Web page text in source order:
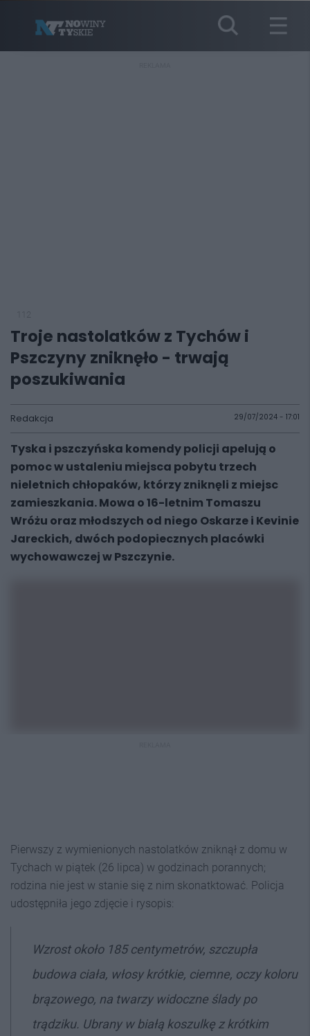
Troje nastolatków z Tychów i
Pszczyny zniknęło - trwają
poszukiwania
Redakcja 29/07/2024 - 17:01
Tyska i pszczyńska komendy policji apelują o
pomoc w ustaleniu miejsca pobytu trzech
nieletnich chłopaków, którzy zniknęli z miejsc
zamieszkania. Mowa o 16-letnim Tomaszu
Wróżu oraz młodszych od niego Oskarze i Kevinie
Jareckich, dwóch podopiecznych placówki
wychowawczej w Pszczynie.
Pierwszy z wymienionych nastolatków zniknął z domu w
Tychach w piątek (26 lipca) w godzinach porannych;
rodzina nie jest w stanie się z nim skonatktować. Policja
udostępniła jego zdjęcie i rysopis:
Wzrost około 185 centymetrów, szczupła
budowa ciała, włosy krótkie, ciemne, oczy koloru
brązowego, na twarzy widoczne ślady po
trądziku. Ubrany w białą koszulkę z krótkim